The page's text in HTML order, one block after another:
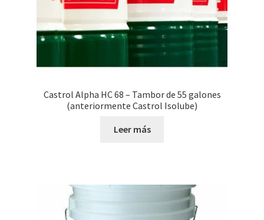
Castrol Alpha HC 68 – Tambor de 55 galones
(anteriormente Castrol Isolube)
Leer más